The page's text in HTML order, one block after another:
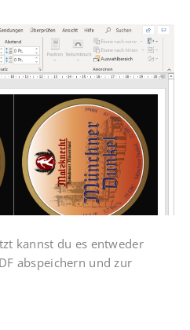
kannst du es entweder
abspeichern und zur